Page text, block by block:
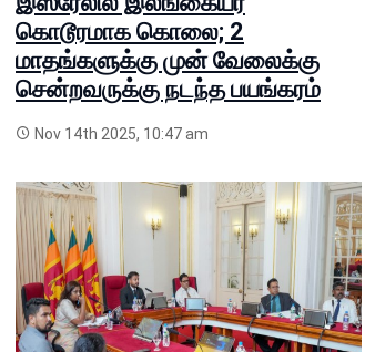
கொடூரமாக கொலை; 2
மாதங்களுக்கு முன் வேலைக்கு
சென்றவருக்கு நடந்த பயங்கரம்
Nov 14th 2025, 10:47 am